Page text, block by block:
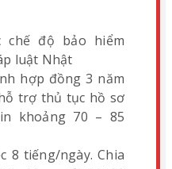
chế độ bảo hiểm
luật Nhật
hợp đồng 3 năm
trợ thủ tục hồ sơ
khoảng 70 – 85
8 tiếng/ngày. Chia